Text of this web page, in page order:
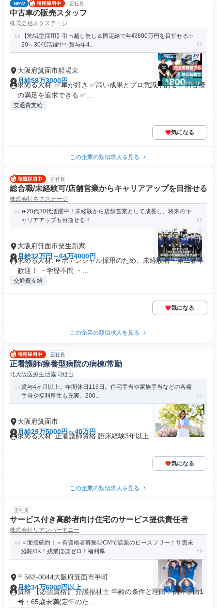
NEW 正社員
中古車の販売スタッフ
株式会社ネクステージ
【地域型採用】引っ越し無し＆固定給で年収800万円を目指せる✨
20～30代活躍中✨賞与年4...
大阪府箕面市船場東
月給58万3000円
求める人材: ✅車が好き ✅高い成果とプロ意識がある ✅お客様
の満足を追求できる ✅...
交通費支給
気になる
この企業の類似求人を見る
正社員
総合職/未経験可/店舗営業からキャリアアップを目指せる
株式会社ネクステージ
⏩️20代30代活躍中！未経験から店舗営業として成長し、将来のキ
ャリアアップも目指せる！
大阪府箕面市粟生新家
月給32万円～64万4000円
求める人材: ⏩️ポテンシャル採用のため、未経験者・第二新卒
歓迎！ ・学歴不問 ・...
交通費支給
気になる
この企業の類似求人を見る
正社員
正看護師/療養型病院の病棟/常勤
北大阪医療生活協同組合
賞与4ヶ月以上。年間休日116日。住宅手当や家族手当などの各種
手当や福利厚生も充実。200...
大阪府箕面市
月給29万5000円～40万円
求める人材: 正看護師資格 臨床経験3年以上
気になる
この企業の類似求人を見る
正社員
サービス付き高齢者向け住宅のサービス提供責任者
株式会社リアンハーモニー
＜面接確約！＞有資格者募集◎CMで話題のピースフリー！サ責未
経験OK！残業ほぼゼロ！福利厚...
〒562-0044大阪府箕面市半町
月給34万6000円以上
資格 【必須資格】 介護福祉士 年齢の条件と理由：例外事由1
号・65歳未満(定年のた...